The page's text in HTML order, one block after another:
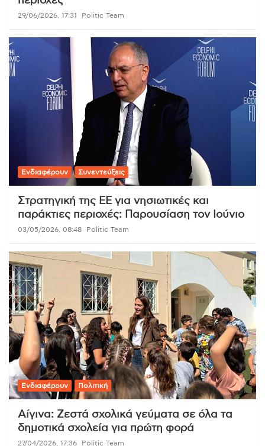
29/06/2026, 17:31 Politic Team
Ενδιαφέρουν Συνεντεύξεις
Στρατηγική της ΕΕ για νησιωτικές και
παράκτιες περιοχές: Παρουσίαση τον Ιούνιο
03/05/2026, 08:48 Politic Team
Ενδιαφέρουν Πολιτική
Αίγινα: Ζεστά σχολικά γεύματα σε όλα τα
δημοτικά σχολεία για πρώτη φορά
27/04/2026, 17:36 Politic Team